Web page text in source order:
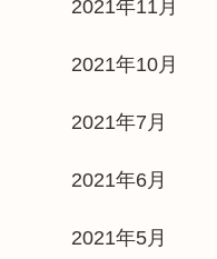
2021年11月
2021年10月
2021年7月
2021年6月
2021年5月